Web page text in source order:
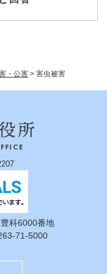
・公害 > 害虫被害
科6000番地
71-5000